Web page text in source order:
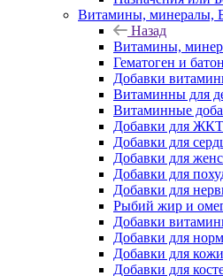
Витамины, минералы,
Назад
Витамины,
Гематоген и
Добавки
Витаминны для
Витаминные
Добавки для ЖКТ
Добавки для
Добавки для
Добавки для
Добавки для
Рыбий жир и
Добавки
Добавки для
Добавки для
Добавки для